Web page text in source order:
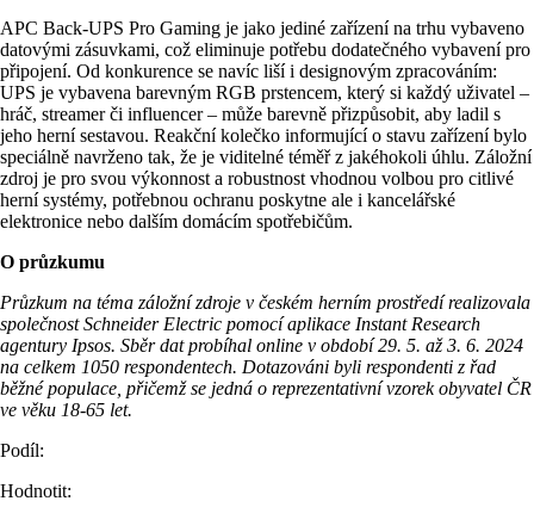
APC Back-UPS Pro Gaming je jako jediné zařízení na trhu vybaveno
datovými zásuvkami, což eliminuje potřebu dodatečného vybavení pro
připojení. Od konkurence se navíc liší i designovým zpracováním:
UPS je vybavena barevným RGB prstencem, který si každý uživatel –
hráč, streamer či influencer – může barevně přizpůsobit, aby ladil s
jeho herní sestavou. Reakční kolečko informující o stavu zařízení bylo
speciálně navrženo tak, že je viditelné téměř z jakéhokoli úhlu. Záložní
zdroj je pro svou výkonnost a robustnost vhodnou volbou pro citlivé
herní systémy, potřebnou ochranu poskytne ale i kancelářské
elektronice nebo dalším domácím spotřebičům.
O průzkumu
Průzkum na téma záložní zdroje v českém herním prostředí realizovala
společnost Schneider Electric pomocí aplikace Instant Research
agentury Ipsos. Sběr dat probíhal online v období 29. 5. až 3. 6. 2024
na celkem 1050 respondentech. Dotazováni byli respondenti z řad
běžné populace, přičemž se jedná o reprezentativní vzorek obyvatel ČR
ve věku 18-65 let.
Podíl:
Hodnotit: